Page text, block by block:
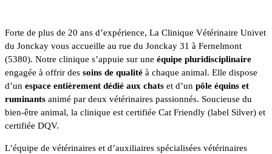
Forte de plus de 20 ans d’expérience, La Clinique Vétérinaire Univet
du Jonckay vous accueille au rue du Jonckay 31 à Fernelmont
(5380). Notre clinique s’appuie sur une équipe pluridisciplinaire
engagée à offrir des soins de qualité à chaque animal. Elle dispose
d’un espace entièrement dédié aux chats et d’un pôle équins et
ruminants animé par deux vétérinaires passionnés. Soucieuse du
bien-être animal, la clinique est certifiée Cat Friendly (label Silver) et
certifiée DQV.
L’équipe de vétérinaires et d’auxiliaires spécialisées vétérinaires